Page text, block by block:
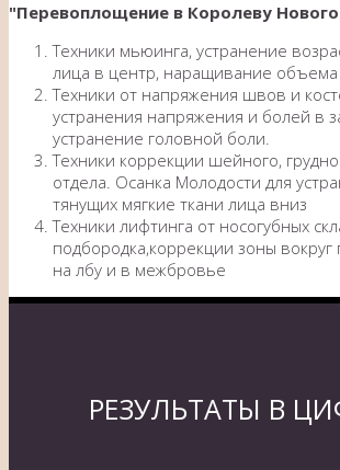
"Перевоплощение в Королеву
Техники мьюинга, устранение
лица в центр, наращивание объема
Техники от напряжения швов и
устранения напряжения и болей в
устранение головной боли.
Техники коррекции шейного,
отдела. Осанка Молодости для
тянущих мягкие ткани лица вниз
Техники лифтинга от носогубных
подбородка,коррекции зоны вокруг
на лбу и в межбровье
РЕЗУЛЬТАТЫ В